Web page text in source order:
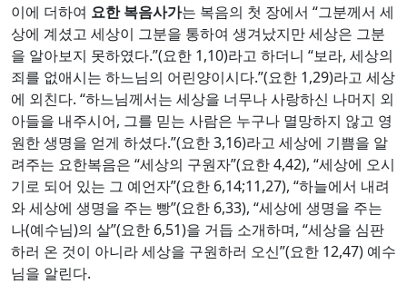
이에 더하여 요한 복음사가는 복음의 첫 장에서 “그분께서 세
상에 계셨고 세상이 그분을 통하여 생겨났지만 세상은 그분
을 알아보지 못하였다.”(요한 1,10)라고 하더니 “보라, 세상의
죄를 없애시는 하느님의 어린양이시다.”(요한 1,29)라고 세상
에 외친다. “하느님께서는 세상을 너무나 사랑하신 나머지 외
아들을 내주시어, 그를 믿는 사람은 누구나 멸망하지 않고 영
원한 생명을 얻게 하셨다.”(요한 3,16)라고 세상에 기쁨을 알
려주는 요한복음은 “세상의 구원자”(요한 4,42), “세상에 오시
기로 되어 있는 그 예언자”(요한 6,14;11,27), “하늘에서 내려
와 세상에 생명을 주는 빵”(요한 6,33), “세상에 생명을 주는
나(예수님)의 살”(요한 6,51)을 거듭 소개하며, “세상을 심판
하러 온 것이 아니라 세상을 구원하러 오신”(요한 12,47) 예수
님을 알린다.